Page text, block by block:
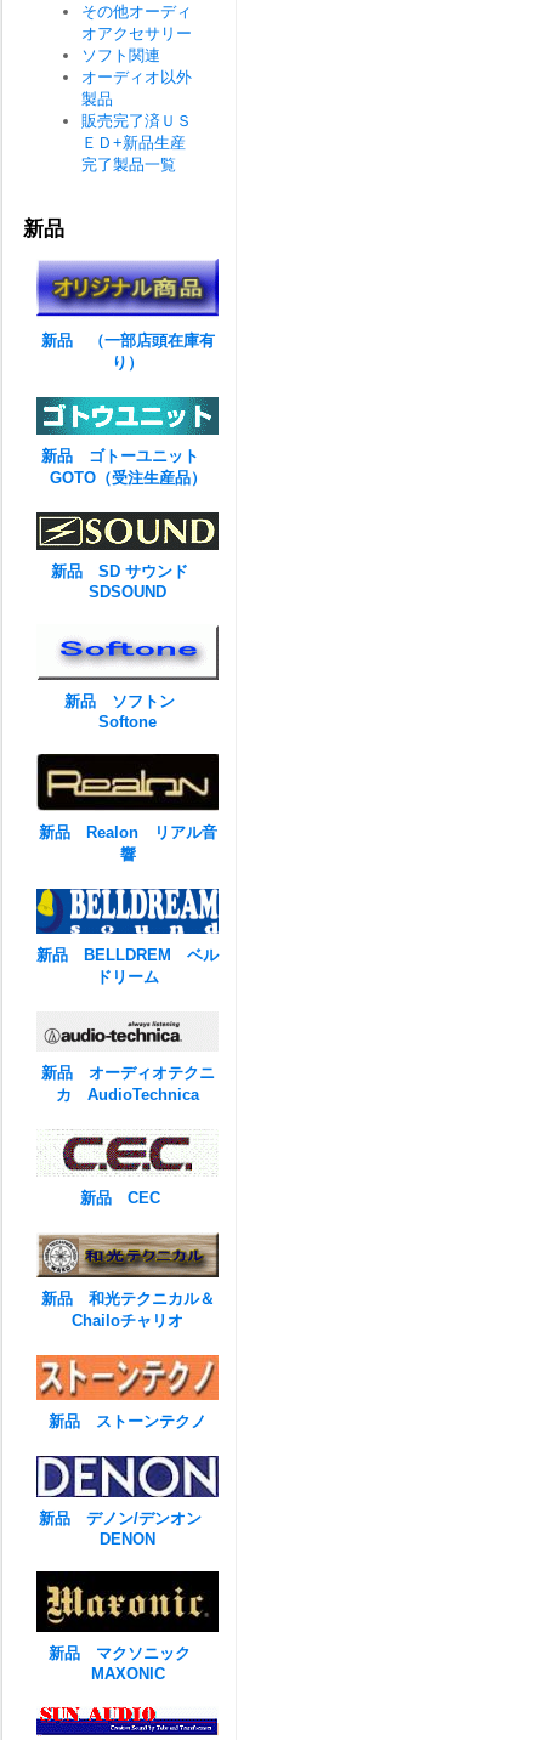
その他オーディ
オアクセサリー
ソフト関連
オーディオ以外
製品
販売完了済ＵＳ
ＥＤ+新品生産
完了製品一覧
新品
新品 （一部店頭在庫有
り）
新品 ゴトーユニット
GOTO（受注生産品）
新品 SD サウンド
SDSOUND
新品 ソフトン
Softone
新品 Realon リアル音
響
新品 BELLDREM ベル
ドリーム
新品 オーディオテクニ
カ AudioTechnica
新品 CEC
新品 和光テクニカル＆
Chailoチャリオ
新品 ストーンテクノ
新品 デノン/デンオン
DENON
新品 マクソニック
MAXONIC